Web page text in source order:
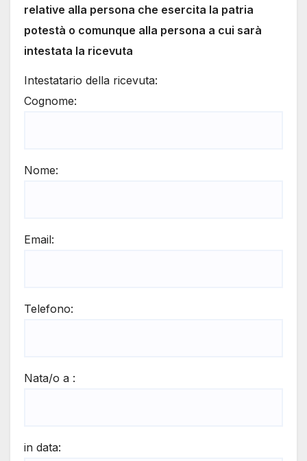
relative alla persona che esercita la patria
potestà o comunque alla persona a cui sarà
intestata la ricevuta
Intestatario della ricevuta:
Cognome:
Nome:
Email:
Telefono:
Nata/o a :
in data: